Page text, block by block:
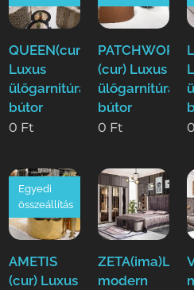
QUEEN(cur)
Luxus
ülőgarnitúra
bútor
0 Ft
PATCHWORK
(cur) Luxus
ülőgarnitúra
bútor
0 Ft 0
AMETIS
(cur) Luxus
Egyedi
összeállítás
modern